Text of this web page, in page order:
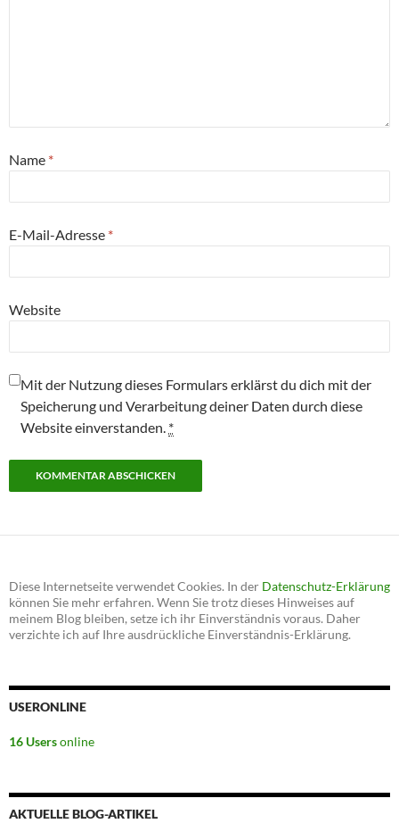
Name *
E-Mail-Adresse *
Website
Mit der Nutzung dieses Formulars erklärst du dich mit der
Speicherung und Verarbeitung deiner Daten durch diese
Website einverstanden. *
Diese Internetseite verwendet Cookies. In der Datenschutz-Erklärung
können Sie mehr erfahren. Wenn Sie trotz dieses Hinweises auf
meinem Blog bleiben, setze ich ihr Einverständnis voraus. Daher
verzichte ich auf Ihre ausdrückliche Einverständnis-Erklärung.
USERONLINE
16 Usersonline
AKTUELLE BLOG-ARTIKEL